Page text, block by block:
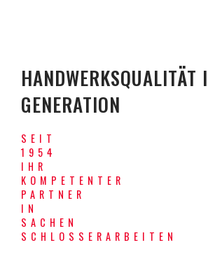
HANDWERKSQUALITÄT
GENERATION
SEIT
1954
IHR
KOMPETENTER
PARTNER
IN
SACHEN
SCHLOSSERARBEITEN